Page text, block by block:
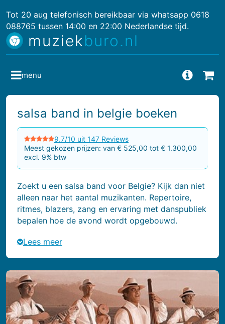
Tot 20 aug telefonisch bereikbaar via whatsapp 0618
088765 tussen 14:00 en 22:00 Nederlandse tijd.
muziekburo.nl
salsa band in belgie boeken
9.7/10 uit 147 Reviews
Meest gekozen prijzen: van € 525,00 tot € 1.300,00
excl. 9% btw
Zoekt u een salsa band voor Belgie? Kijk dan niet
alleen naar het aantal muzikanten. Repertoire,
ritmes, blazers, zang en ervaring met danspubliek
bepalen hoe de avond wordt opgebouwd.
Lees meer
menu